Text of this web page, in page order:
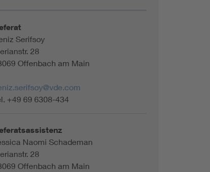
Serifsoy
28
Offenbach am Main
+49 69 6308-434
Naomi Schademan
28
Offenbach am Main